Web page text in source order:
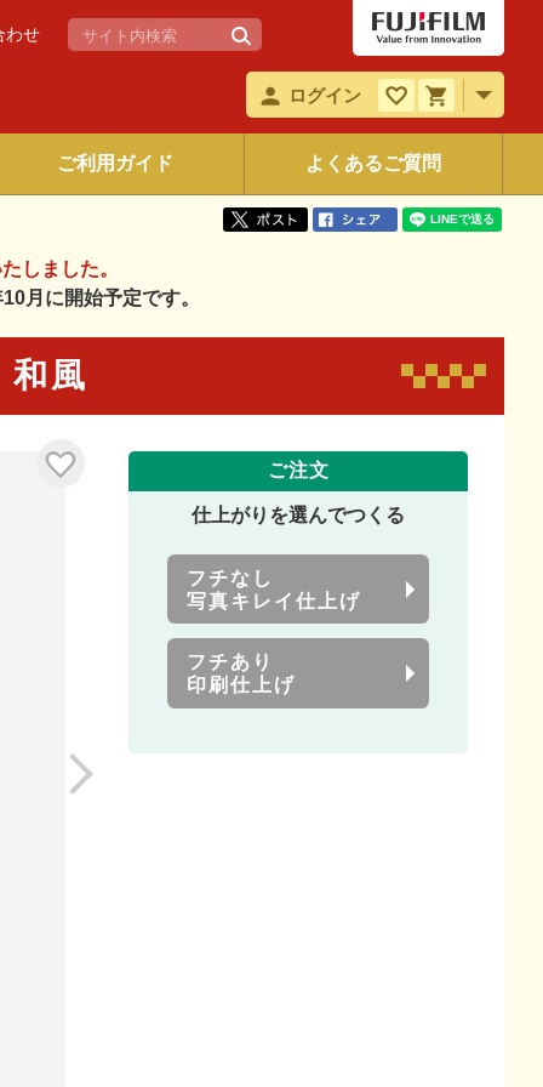
わせ
ログイン
ご利用ガイド よくあるご質問
しました。
月に開始予定です。
風
ご注文
仕上がりを選んでつくる
フチなし
写真キレイ仕上げ
フチあり
印刷仕上げ